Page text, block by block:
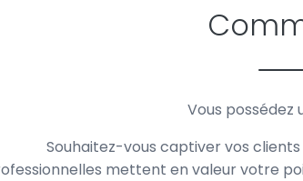
Vous possédez
Souhaitez-vous captiver vos
mettent en valeur votre